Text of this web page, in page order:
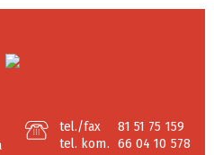
tel./fax
81 51 75 159
tel. kom. 66 04 10 578